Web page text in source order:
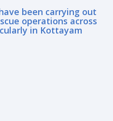
been carrying out
operations across
in Kottayam